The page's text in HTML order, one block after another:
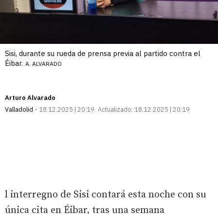
Sisi, durante su rueda de prensa previa al partido contra el
Éibar. A. ALVARADO
Arturo Alvarado
Valladolid
18.12.2025 | 20:19 Actualizado: 18.12.2025 | 20:19
l interregno de Sisi contará esta noche con su
única cita en Éibar, tras una semana